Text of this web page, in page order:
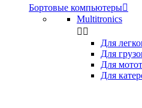
Бортовые компьютеры
Multitronics
 
Для
Для
Для
Для